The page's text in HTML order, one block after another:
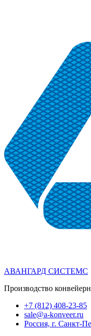
АВАНГАРД СИСТЕМС
Производство
+7 (812) 408-23-85
sale@a-konveer.ru
Россия, г. Санкт-